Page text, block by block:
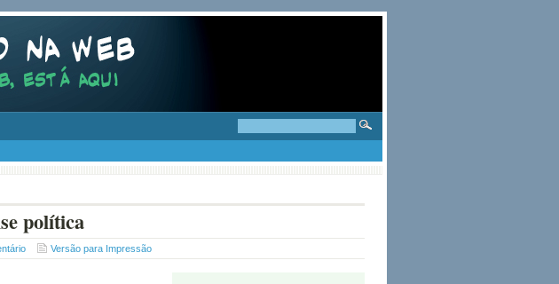
política
Versão para Impressão